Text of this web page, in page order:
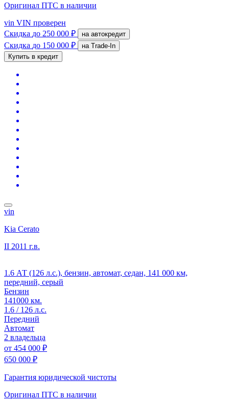
Оригинал ПТС в наличии
vin VIN проверен
Скидка до 250 000 ₽ на автокредит
Скидка до 150 000 ₽
на Trade-In
Купить в кредит
vin
Kia Cerato
II 2011 г.в.
1.6 АТ (126 л.с.), бензин, автомат, седан, 141 000 км,
передний, серый
Бензин
141000 км.
1.6 / 126 л.с.
Передний
Автомат
2 владельца
от 454 000 ₽
650 000 ₽
Гарантия юридической чистоты
Оригинал ПТС в наличии